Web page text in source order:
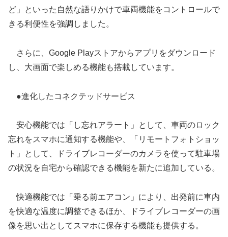
ど」といった自然な語りかけで車両機能をコントロールで
きる利便性を強調しました。
さらに、Google Playストアからアプリをダウンロード
し、大画面で楽しめる機能も搭載しています。
●進化したコネクテッドサービス
安心機能では「し忘れアラート」として、車両のロック
忘れをスマホに通知する機能や、「リモートフォトショッ
ト」として、ドライブレコーダーのカメラを使って駐車場
の状況を自宅から確認できる機能を新たに追加している。
快適機能では「乗る前エアコン」により、出発前に車内
を快適な温度に調整できるほか、ドライブレコーダーの画
像を思い出としてスマホに保存する機能も提供する。